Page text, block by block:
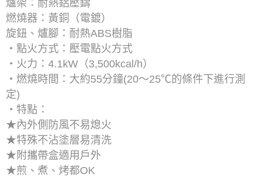
爐架：耐熱鋁壓鑄
燃燒器：黃銅（電鍍）
旋鈕、爐腳：耐熱ABS樹脂
‧點火方式：壓電點火方式
‧火力：4.1kW（3,500kcal/h）
‧燃燒時間：大約55分鐘(20～25℃的條件下進行測
定)
‧特點：
★內外側防風不易熄火
★特殊不沾塗層易清洗
★附攜帶盒適用戶外
★煎、煮、烤都OK